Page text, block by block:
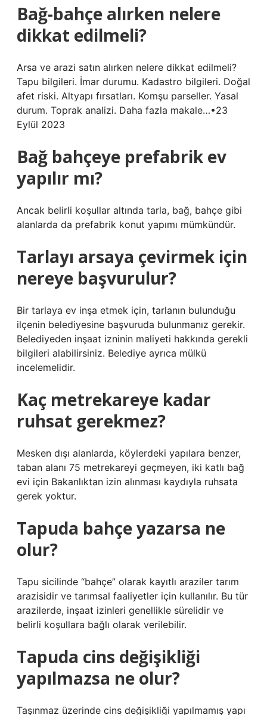
Bağ-bahçe alırken nelere
dikkat edilmeli?
Arsa ve arazi satın alırken nelere dikkat edilmeli?
Tapu bilgileri. İmar durumu. Kadastro bilgileri. Doğal
afet riski. Altyapı fırsatları. Komşu parseller. Yasal
durum. Toprak analizi. Daha fazla makale…•23
Eylül 2023
Bağ bahçeye prefabrik ev
yapılır mı?
Ancak belirli koşullar altında tarla, bağ, bahçe gibi
alanlarda da prefabrik konut yapımı mümkündür.
Tarlayı arsaya çevirmek için
nereye başvurulur?
Bir tarlaya ev inşa etmek için, tarlanın bulunduğu
ilçenin belediyesine başvuruda bulunmanız gerekir.
Belediyeden inşaat izninin maliyeti hakkında gerekli
bilgileri alabilirsiniz. Belediye ayrıca mülkü
incelemelidir.
Kaç metrekareye kadar
ruhsat gerekmez?
Mesken dışı alanlarda, köylerdeki yapılara benzer,
taban alanı 75 metrekareyi geçmeyen, iki katlı bağ
evi için Bakanlıktan izin alınması kaydıyla ruhsata
gerek yoktur.
Tapuda bahçe yazarsa ne
olur?
Tapu sicilinde “bahçe” olarak kayıtlı araziler tarım
arazisidir ve tarımsal faaliyetler için kullanılır. Bu tür
arazilerde, inşaat izinleri genellikle sürelidir ve
belirli koşullara bağlı olarak verilebilir.
Tapuda cins değişikliği
yapılmazsa ne olur?
Taşınmaz üzerinde cins değişikliği yapılmamış yapı